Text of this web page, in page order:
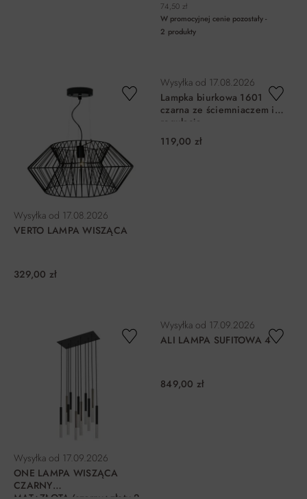
74,50 zł
W promocyjnej cenie pozostały -
2 produkty
Wysyłka od 17.08.2026
VERTO LAMPA WISZĄCA
329,00 zł
Wysyłka od 17.08.2026
Lampka biurkowa 1601
czarna ze ściemniaczem i
regulacją
119,00 zł
Wysyłka od 17.09.2026
ONE LAMPA WISZĄCA
CZARNY
Wysyłka od 17.09.2026
ALI LAMPA SUFITOWA 4
849,00 zł